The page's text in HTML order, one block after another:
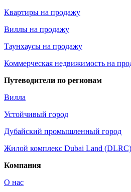
Квартиры на продажу
Виллы на продажу
Таунхаусы на продажу
Коммерческая недвижимость на
Путеводители по регионам
Вилла
Устойчивый город
Дубайский промышленный город
Жилой комплекс Dubai Land (DLRC)
Компания
О нас